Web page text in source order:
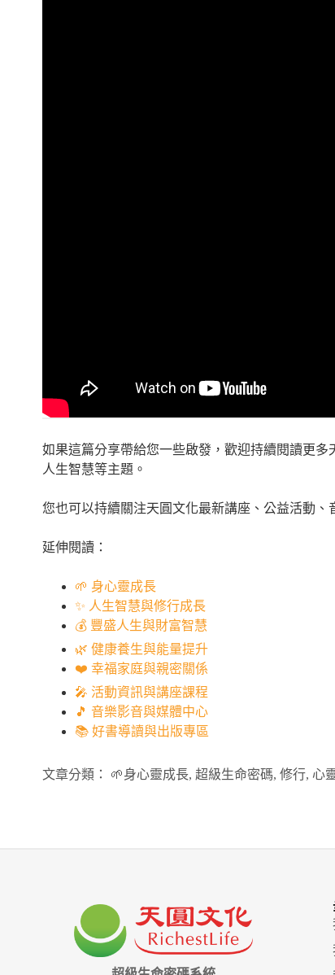
如果這篇分享帶給您一些啟發，歡迎持續閱讀更
人生智慧等主題。
您也可以持續關注天圓文化最新講座、公益活動
延伸閱讀：
🌱 身心靈成長
✨ 人生智慧與修行成長
💰 豐盛人生與財富智慧
🌿 健康養生與能量提升
❤️ 幸福家庭與親密關係
🎤 活動資訊與講座課程
🎵 音樂影音與媒體中心
📚 好書導讀與出版專區
文章分類： 🌱身心靈成長, 超級生命密碼, 修行, 心